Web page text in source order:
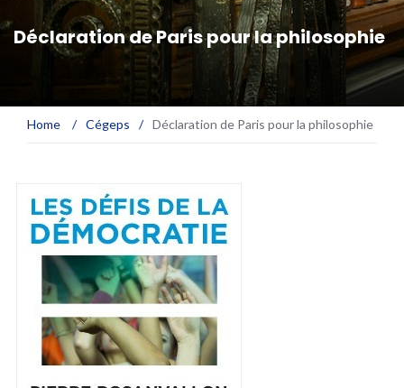
Déclaration de Paris pour la philosophie
Home / Cégeps / Déclaration de Paris pour la philosophie